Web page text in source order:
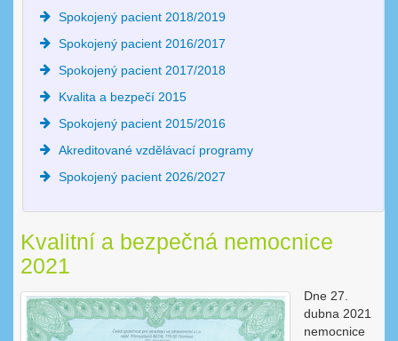
Spokojený pacient 2018/2019
Spokojený pacient 2016/2017
Spokojený pacient 2017/2018
Kvalita a bezpečí 2015
Spokojený pacient 2015/2016
Akreditované vzdělávací programy
Spokojený pacient 2026/2027
Kvalitní a bezpečná nemocnice
2021
Dne 27.
dubna 2021
nemocnice